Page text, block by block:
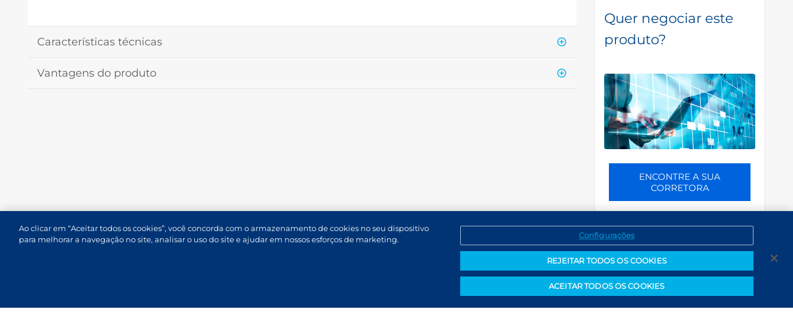
Características técnicas
Vantagens do produto
Quer negociar este
produto?
ENCONTRE A SUA
CORRETORA
Ao clicar em “Aceitar todos os cookies”, você concorda com o armazenamento de cookies no seu dispositivo
para melhorar a navegação no site, analisar o uso do site e ajudar em nossos esforços de marketing.
Configurações
REJEITAR TODOS OS COOKIES
ACEITAR TODOS OS COOKIES